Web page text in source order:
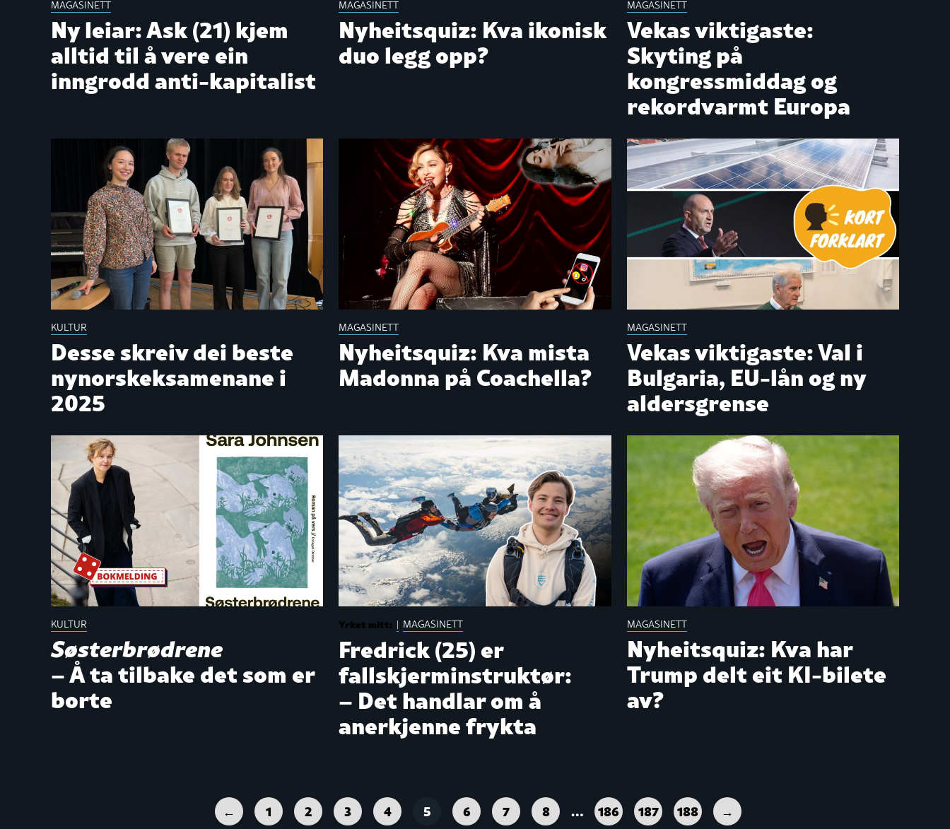
MAGASINETT
Ny leiar: Ask (21) kjem
alltid til å vere ein
inngrodd anti-kapitalist
MAGASINETT
Nyheitsquiz: Kva ikonisk
duo legg opp?
MAGASINETT
Vekas viktigaste:
Skyting på
kongressmiddag og
rekordvarmt Europa
KULTUR
Desse skreiv dei beste
nynorskeksamenane i
2025
MAGASINETT
Nyheitsquiz: Kva mista
Madonna på Coachella?
MAGASINETT
Vekas viktigaste: Val i
Bulgaria, EU-lån og ny
aldersgrense
KULTUR
Søsterbrødrene
– Å ta tilbake det som er
borte
Yrket mitt: | MAGASINETT
Fredrick (25) er
fallskjerminstruktør:
– Det handlar om å
anerkjenne frykta
MAGASINETT
Nyheitsquiz: Kva har
Trump delt eit KI-bilete
av?
← 1 2 3 4 5 6 7 8 … 186 187 188 →